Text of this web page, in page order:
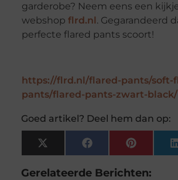
garderobe? Neem eens een
webshop flrd.nl. Gegarandeerd
perfecte flared pants scoort!
https://flrd.nl/flared-pants/soft-
pants/flared-pants-zwart-black/
Goed artikel? Deel hem dan op:
X
(Twitter)
FacebookPinterest
Gerelateerde Berichten: